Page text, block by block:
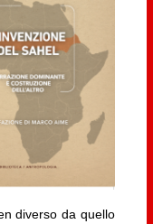
diverso da quello